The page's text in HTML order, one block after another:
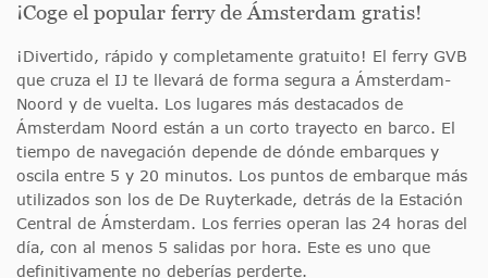
¡Coge el popular ferry de Ámsterdam gratis!
¡Divertido, rápido y completamente gratuito! El ferry GVB
que cruza el IJ te llevará de forma segura a Ámsterdam-
Noord y de vuelta. Los lugares más destacados de
Ámsterdam Noord están a un corto trayecto en barco. El
tiempo de navegación depende de dónde embarques y
oscila entre 5 y 20 minutos. Los puntos de embarque más
utilizados son los de De Ruyterkade, detrás de la Estación
Central de Ámsterdam. Los ferries operan las 24 horas del
día, con al menos 5 salidas por hora. Este es uno que
definitivamente no deberías perderte.